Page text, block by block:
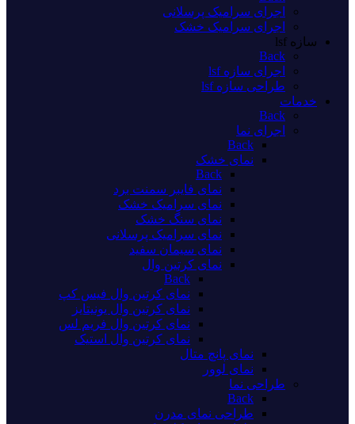
اجرای سرامیک پرسلانی
اجرای سرامیک خشک
سازه lsf
Back
اجرای سازه lsf
طراحی سازه lsf
خدمات
Back
اجرای نما
Back
نمای خشک
Back
نمای فایبر سمنت برد
نمای سرامیک خشک
نمای سنگ خشک
نمای سرامیک پرسلانی
نمای سیمان سفید
نمای کرتین وال
Back
نمای کرتین وال فیس کپ
نمای کرتین وال یونیتایز
نمای کرتین وال فریم لس
نمای کرتین وال استیک
نمای پانچ متال
نمای لوور
طراحی نما
Back
طراحی نمای مدرن